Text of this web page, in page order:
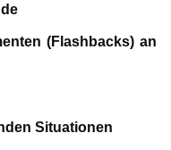
(Flashbacks) an
Situationen